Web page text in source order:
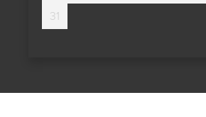
31